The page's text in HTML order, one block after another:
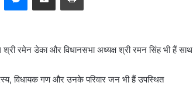
श्री रमेन डेका और विधानसभा अध्यक्ष श्री रमन सिंह भी हैं साथ
विधायक गण और उनके परिवार जन भी हैं उपस्थित